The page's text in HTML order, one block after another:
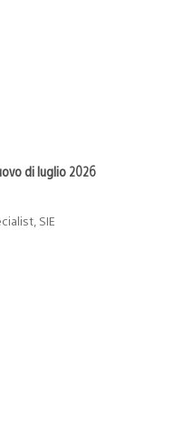
di luglio 2026
SIE